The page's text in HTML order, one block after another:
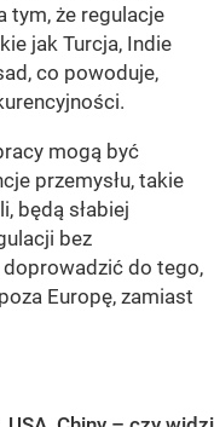
tym, że regulacje
jak Turcja, Indie
co powoduje,
mogą być
przemysłu, takie
będą słabiej
bez
do tego,
Europę, zamiast